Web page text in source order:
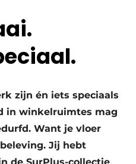
zijn én iets speciaals
in winkelruimtes mag
Want je vloer
Jij hebt